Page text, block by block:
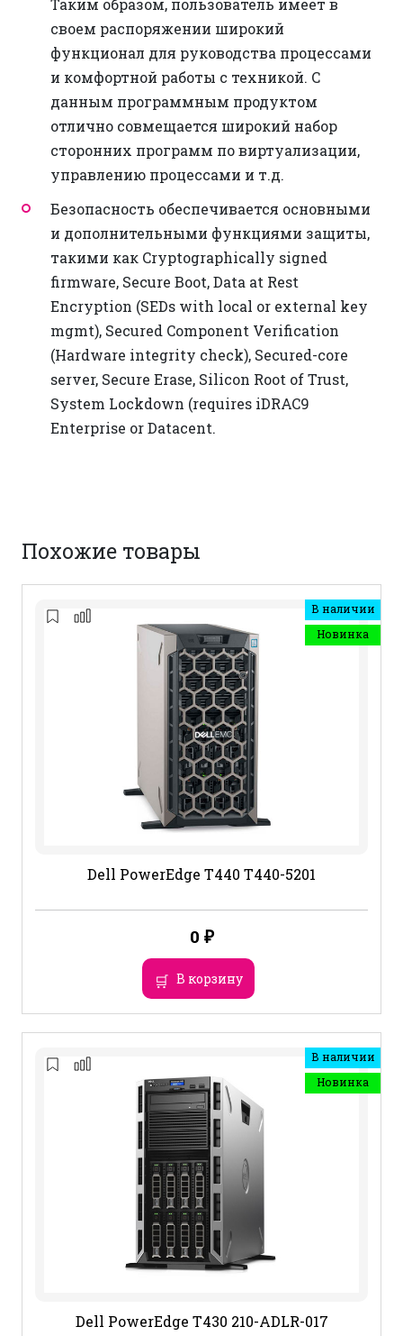
Таким образом, пользователь имеет в
своем распоряжении широкий
функционал для руководства процессами
и комфортной работы с техникой. С
данным программным продуктом
отлично совмещается широкий набор
сторонних программ по виртуализации,
управлению процессами и т.д.
Безопасность обеспечивается основными
и дополнительными функциями защиты,
такими как Cryptographically signed
firmware, Secure Boot, Data at Rest
Encryption (SEDs with local or external key
mgmt), Secured Component Verification
(Hardware integrity check), Secured-core
server, Secure Erase, Silicon Root of Trust,
System Lockdown (requires iDRAC9
Enterprise or Datacent.
Похожие товары
В наличии
Новинка
Dell PowerEdge T440 T440-5201
0 ₽
В корзину
В наличии
Новинка
Dell PowerEdge T430 210-ADLR-017